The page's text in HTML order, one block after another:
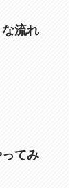
流れ
てみ